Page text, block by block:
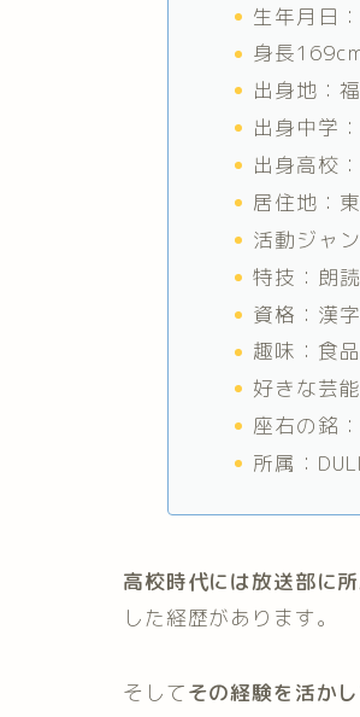
生年月日
身長
出身地：
出身中学
出身高校
居住地：
活動ジャ
特技：朗読
資格：漢
趣味：食
好きな芸
座右の銘
所属：
高校時代には放送部に
した経歴があります。
そしてその経験を活か